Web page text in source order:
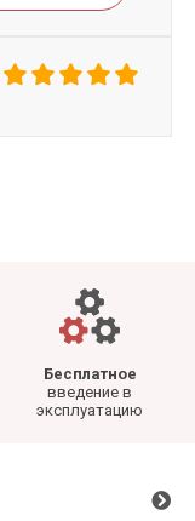
Бесплатное
введение в
эксплуатацию